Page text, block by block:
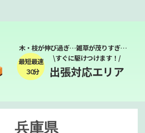
木・枝が伸び過ぎ…雑草が茂りすぎ…
最短最速
３０分
\すぐに駆けつけます！/
出張対応エリア
兵庫県